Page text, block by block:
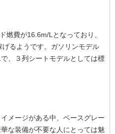
燃費が16.6m/Lとなっており、
るようです。ガソリンモデル
、３列シートモデルとしては標
メージがある中、ベースグレー
な装備が不要な人にとっては魅